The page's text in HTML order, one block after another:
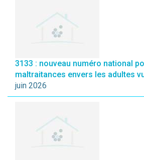
3133 : nouveau numéro national
maltraitances envers les adultes
juin 2026